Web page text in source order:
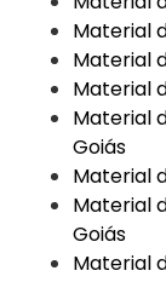
Material
Material
Material
Material
Goiás
Material
Material
Goiás
Material